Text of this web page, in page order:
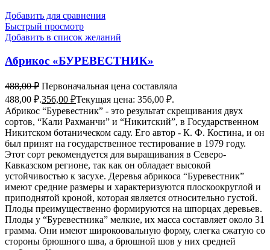
Добавить для сравнения
Быстрый просмотр
Добавить в список желаний
Абрикос «БУРЕВЕСТНИК»
488,00₽ Первоначальная цена составляла
488,00 ₽.356,00 ₽Текущая цена: 356,00 ₽.
Абрикос “Буревестник” - это результат скрещивания двух
сортов, “Кали Рахманчи” и “Никитский”, в Государственном
Никитском ботаническом саду. Его автор - К. Ф. Костина, и он
был принят на государственное тестирование в 1979 году.
Этот сорт рекомендуется для выращивания в Северо-
Кавказском регионе, так как он обладает высокой
устойчивостью к засухе. Деревья абрикоса “Буревестник”
имеют средние размеры и характеризуются плоскоокруглой и
приподнятой кроной, которая является относительно густой.
Плоды преимущественно формируются на шпорцах деревьев.
Плоды у “Буревестника” мелкие, их масса составляет около 31
грамма. Они имеют широкоовальную форму, слегка сжатую со
стороны брюшного шва, а брюшной шов у них средней